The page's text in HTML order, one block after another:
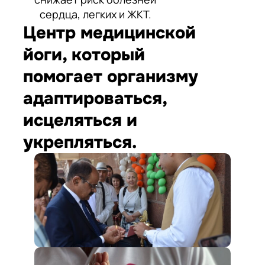
сердца, легких и ЖКТ.
Центр медицинской
йоги, который
помогает организму
адаптироваться,
исцеляться и
укрепляться.